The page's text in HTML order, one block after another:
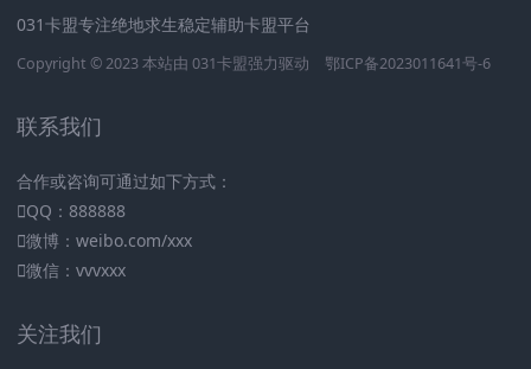
031卡盟专注绝地求生稳定辅助卡盟平台
Copyright © 2023 本站由 031卡盟强力驱动 鄂ICP备2023011641号-6
联系我们
合作或咨询可通过如下方式：
QQ：888888
微博：weibo.com/xxx
微信：vvvxxx
关注我们